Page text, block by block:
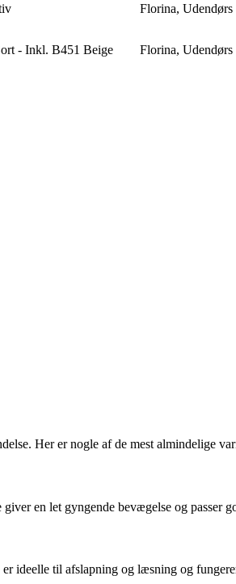
Florina,
- Inkl. B451 Beige
Florina, Udendørs
Her er nogle af de mest almindelige
en let gyngende bevægelse og passer
ideelle til afslapning og læsning og